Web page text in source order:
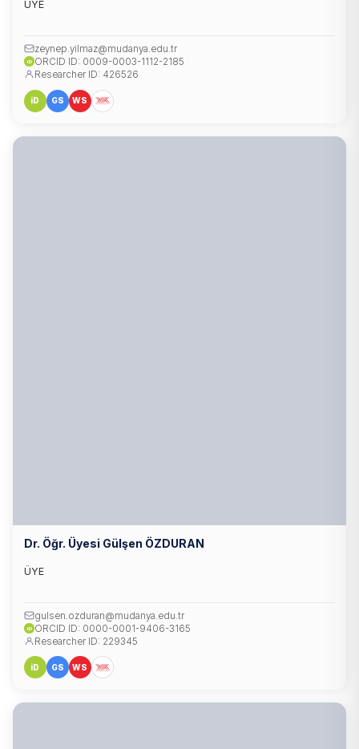
ÜYE
zeynep.yilmaz@mudanya.edu.tr
iD ORCID ID: 0009-0003-1112-2185
Researcher ID: 426526
iD GS WS
Dr. Öğr. Üyesi Gülşen ÖZDURAN
ÜYE
gulsen.ozduran@mudanya.edu.tr
iD ORCID ID: 0000-0001-9406-3165
Researcher ID: 229345
iD GS WS